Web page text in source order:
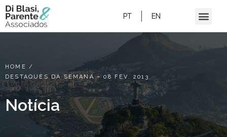
PT EN
HOME /
DESTAQUES DA SEMANA – 08 FEV. 2013
Notícia